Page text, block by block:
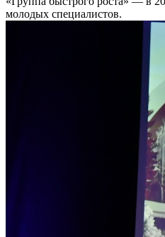
молодых специалистов.